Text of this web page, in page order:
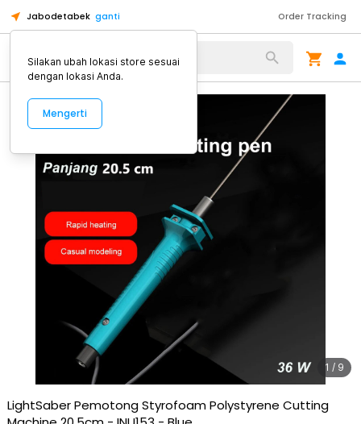
Jabodetabek ganti Order Tracking
Alat Kopi
1 / 9
LightSaber Pemotong Styrofoam Polystyrene Cutting
Silakan ubah lokasi store sesuai
dengan lokasi Anda.
Mengerti